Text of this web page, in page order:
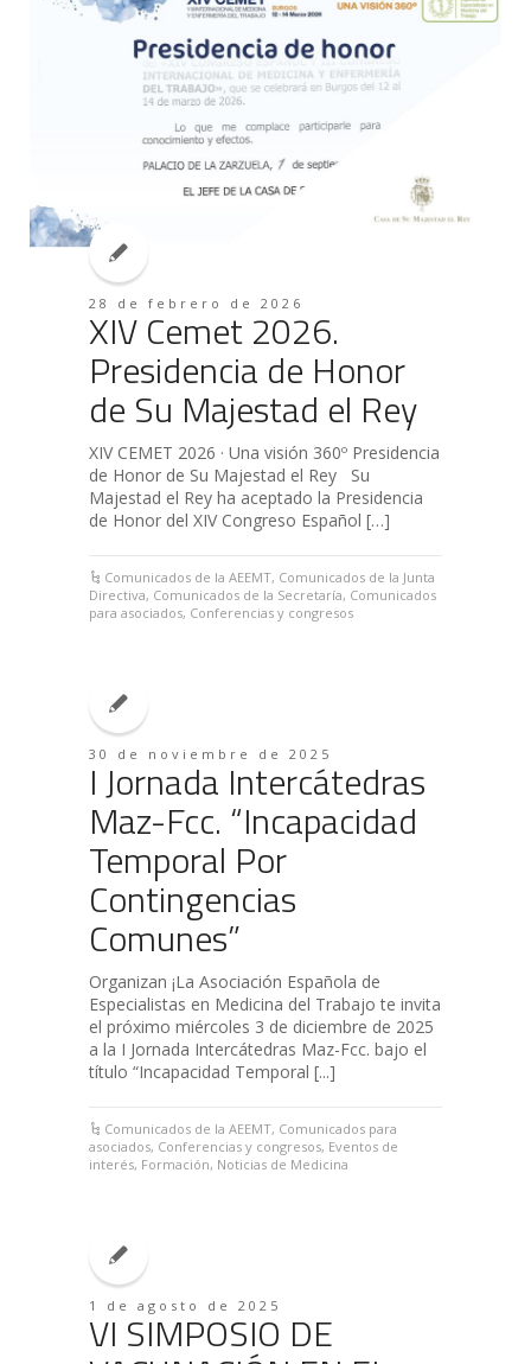
28 de febrero de 2026
XIV Cemet 2026.
Presidencia de Honor
de Su Majestad el Rey
XIV CEMET 2026 · Una visión 360º Presidencia
de Honor de Su Majestad el Rey Su
Majestad el Rey ha aceptado la Presidencia
de Honor del XIV Congreso Español […]
Comunicados de la AEEMT, Comunicados de la Junta
Directiva, Comunicados de la Secretaría, Comunicados
para asociados, Conferencias y congresos
30 de noviembre de 2025
I Jornada Intercátedras
Maz-Fcc. “Incapacidad
Temporal Por
Contingencias
Comunes”
Organizan ¡La Asociación Española de
Especialistas en Medicina del Trabajo te invita
el próximo miércoles 3 de diciembre de 2025
a la I Jornada Intercátedras Maz-Fcc. bajo el
título “Incapacidad Temporal [...]
Comunicados de la AEEMT, Comunicados para
asociados, Conferencias y congresos, Eventos de
interés, Formación, Noticias de Medicina
1 de agosto de 2025
VI SIMPOSIO DE